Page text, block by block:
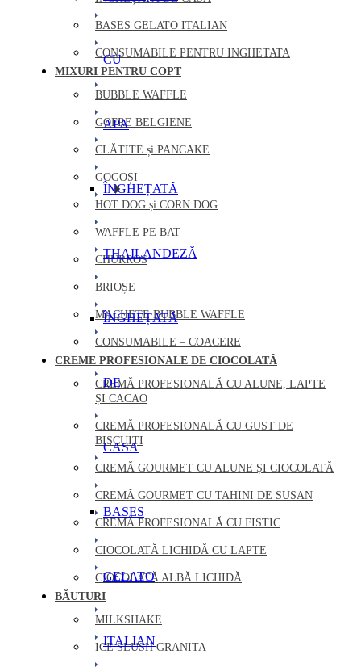
CU
APA
ÎNGHEȚATĂ
THAILANDEZĂ
ÎNGHEȚATĂ
DE
CASA
BASES
GELATO
ITALIAN
BASES GELATO ITALIAN
CONSUMABILE PENTRU INGHETATA
MIXURI PENTRU COPT
BUBBLE WAFFLE
GOFRE BELGIENE
CLĂTITE și PANCAKE
GOGOȘI
HOT DOG și CORN DOG
WAFFLE PE BAT
CHURROS
BRIOȘE
MACHETE BUBBLE WAFFLE
CONSUMABILE – COACERE
CREME PROFESIONALE DE CIOCOLATĂ
CREMĂ PROFESIONALĂ CU ALUNE, LAPTE
ȘI CACAO
CREMĂ PROFESIONALĂ CU GUST DE
BISCUIȚI
CREMĂ GOURMET CU ALUNE ȘI CIOCOLATĂ
CREMĂ GOURMET CU TAHINI DE SUSAN
CREMĂ PROFESIONALĂ CU FISTIC
CIOCOLATĂ LICHIDĂ CU LAPTE
CIOCOLATĂ ALBĂ LICHIDĂ
BĂUTURI
MILKSHAKE
ICE SLUSH GRANITA